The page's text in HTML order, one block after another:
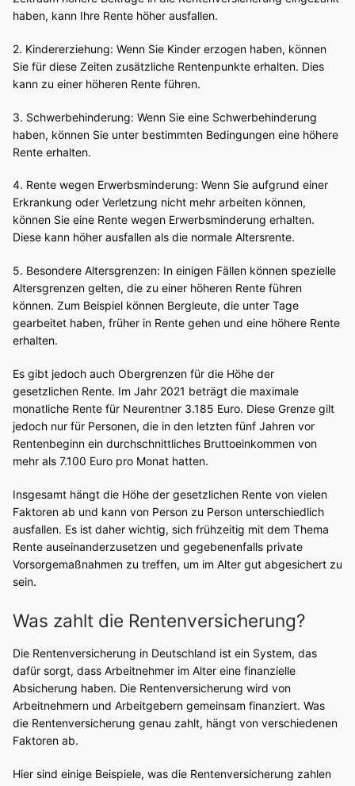
haben, kann Ihre Rente höher ausfallen.
2. Kindererziehung: Wenn Sie Kinder erzogen haben, können
Sie für diese Zeiten zusätzliche Rentenpunkte erhalten. Dies
kann zu einer höheren Rente führen.
3. Schwerbehinderung: Wenn Sie eine Schwerbehinderung
haben, können Sie unter bestimmten Bedingungen eine höhere
Rente erhalten.
4. Rente wegen Erwerbsminderung: Wenn Sie aufgrund einer
Erkrankung oder Verletzung nicht mehr arbeiten können,
können Sie eine Rente wegen Erwerbsminderung erhalten.
Diese kann höher ausfallen als die normale Altersrente.
5. Besondere Altersgrenzen: In einigen Fällen können spezielle
Altersgrenzen gelten, die zu einer höheren Rente führen
können. Zum Beispiel können Bergleute, die unter Tage
gearbeitet haben, früher in Rente gehen und eine höhere Rente
erhalten.
Es gibt jedoch auch Obergrenzen für die Höhe der
gesetzlichen Rente. Im Jahr 2021 beträgt die maximale
monatliche Rente für Neurentner 3.185 Euro. Diese Grenze gilt
jedoch nur für Personen, die in den letzten fünf Jahren vor
Rentenbeginn ein durchschnittliches Bruttoeinkommen von
mehr als 7.100 Euro pro Monat hatten.
Insgesamt hängt die Höhe der gesetzlichen Rente von vielen
Faktoren ab und kann von Person zu Person unterschiedlich
ausfallen. Es ist daher wichtig, sich frühzeitig mit dem Thema
Rente auseinanderzusetzen und gegebenenfalls private
Vorsorgemaßnahmen zu treffen, um im Alter gut abgesichert zu
sein.
Was zahlt die Rentenversicherung?
Die Rentenversicherung in Deutschland ist ein System, das
dafür sorgt, dass Arbeitnehmer im Alter eine finanzielle
Absicherung haben. Die Rentenversicherung wird von
Arbeitnehmern und Arbeitgebern gemeinsam finanziert. Was
die Rentenversicherung genau zahlt, hängt von verschiedenen
Faktoren ab.
Hier sind einige Beispiele, was die Rentenversicherung zahlen